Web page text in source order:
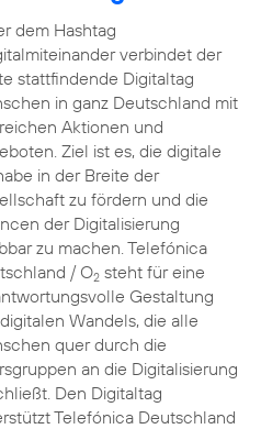
dem Hashtag
verbindet der
stattfindende Digitaltag
in ganz Deutschland mit
Aktionen und
Ziel ist es, die digitale
in der Breite der
zu fördern und die
der Digitalisierung
zu machen. Telefónica
/ O2steht für eine
Gestaltung
Wandels, die alle
quer durch die
an die Digitalisierung
Den Digitaltag
Telefónica Deutschland